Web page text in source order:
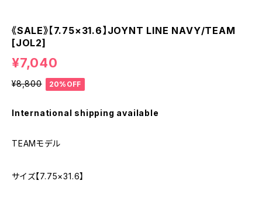
《SALE》【7.75×31.6】JOYNT LINE NAVY/TEAM
[JOL2]
¥7,040
¥8,800 20%OFF
International shipping available
TEAMモデル
サイズ【7.75×31.6】